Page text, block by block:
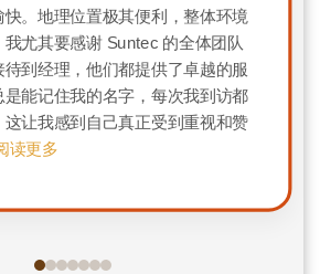
。地理位置极其便利，整体环境
尤其要感谢 Suntec 的全体团队
待到经理，他们都提供了卓越的服
能记住我的名字，每次我到访都
让我感到自己真正受到重视和赞
读更多